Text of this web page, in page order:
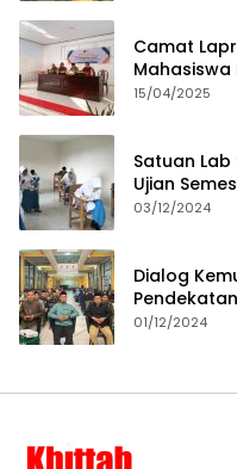
Camat
Mahasiswa
15/04/2025
Satuan
Ujian
Proses
03/12/2024
Dialog
01/12/2024